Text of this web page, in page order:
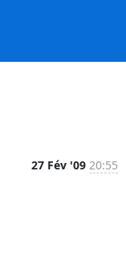
27 Fév '09 20:55